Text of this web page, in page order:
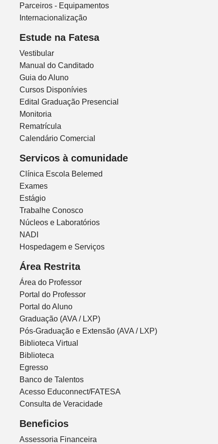
Parceiros - Equipamentos
Internacionalização
Estude na Fatesa
Vestibular
Manual do Canditado
Guia do Aluno
Cursos Disponívies
Edital Graduação Presencial
Monitoria
Rematrícula
Calendário Comercial
Servicos à comunidade
Clínica Escola Belemed
Exames
Estágio
Trabalhe Conosco
Núcleos e Laboratórios
NADI
Hospedagem e Serviços
Área Restrita
Área do Professor
Portal do Professor
Portal do Aluno
Graduação (AVA / LXP)
Pós-Graduação e Extensão (AVA / LXP)
Biblioteca Virtual
Biblioteca
Egresso
Banco de Talentos
Acesso Educonnect/FATESA
Consulta de Veracidade
Beneficios
Assessoria Financeira